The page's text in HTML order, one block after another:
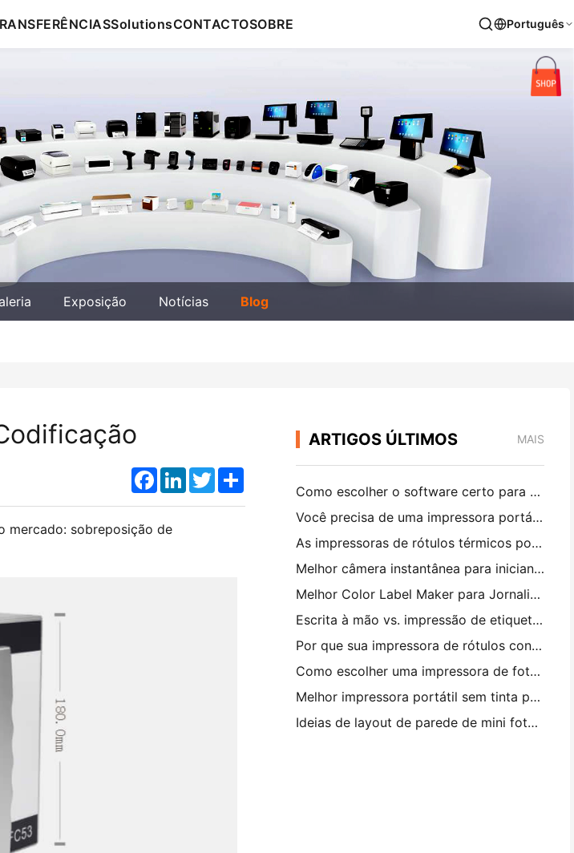
SolutionsCONTACTOSOBRE Português
Exposição Notícias Blog
Facebook
LinkedInTwitterShare
mercado: sobreposição de
ARTIGOS ÚLTIMOS MAIS
Como escolher o software certo para o seu restaurante pequeno ou médio
Você precisa de uma impressora portátil A4 para faturas de armazém? O que realmente funciona
As impressoras de rótulos térmicos podem fazer rótulos impermeáveis ​​para produtos de pequenas empresas?
Melhor câmera instantânea para iniciantes que não querem desperdiçar papel
Melhor Color Label Maker para Jornalismo e Scrapbooking: Adicione Mais Cor a Cada Página
Escrita à mão vs. impressão de etiquetas de transporte: dicas para pequenas empresas em 2026
Por que sua impressora de rótulos continua bloqueando?
Como escolher uma impressora de fotos de bolso: um guia completo para usuários de jornal, viagens e iPhone
Melhor impressora portátil sem tinta para viagens, escola e trabalho móvel: Hanin MT620 Pro Review
Ideias de layout de parede de mini foto e dicas para decoração de quarto e dormitório